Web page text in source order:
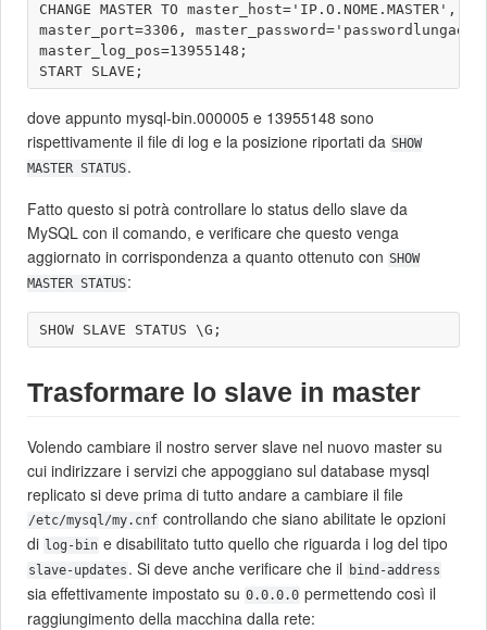
CHANGE MASTER TO
master_port=3306,
master_log_pos=13955148;
dove appunto mysql-bin.000005 e 13955148 sono
rispettivamente il file di log e la posizione riportati da SHOW
MASTER STATUS.
Fatto questo si potrà controllare lo status dello slave da
MySQL con il comando, e verificare che questo venga
aggiornato in corrispondenza a quanto ottenuto con SHOW
MASTER STATUS:
Trasformare lo slave in master
Volendo cambiare il nostro server slave nel nuovo master su
cui indirizzare i servizi che appoggiano sul database mysql
replicato si deve prima di tutto andare a cambiare il file
/etc/mysql/my.cnf controllando che siano abilitate le opzioni
di log-bin e disabilitato tutto quello che riguarda i log del tipo
slave-updates . Si deve anche verificare che il bind-address
sia effettivamente impostato su 0.0.0.0 permettendo così il
raggiungimento della macchina dalla rete: